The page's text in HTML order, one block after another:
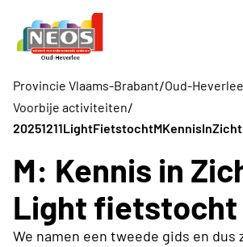
Provincie Vlaams-Brabant/Oud-Heverlee
Voorbije activiteiten/
20251211LightFietstochtMKennisInZicht
M: Kennis in
Light fietstocht
We namen een tweede gids en dus